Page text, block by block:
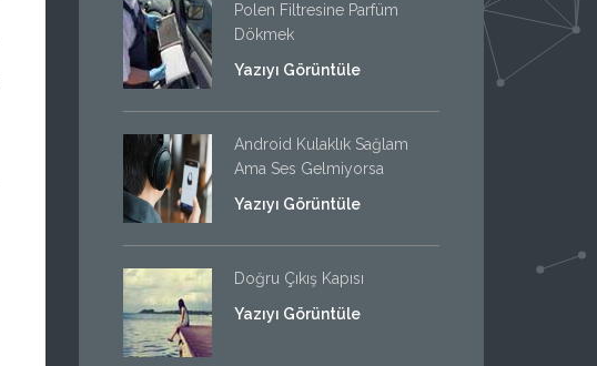
Polen Filtresine Parfüm
Dökmek
Yazıyı Görüntüle
Android Kulaklık Sağlam
Ama Ses Gelmiyorsa
Yazıyı Görüntüle
Doğru Çıkış Kapısı
Yazıyı Görüntüle